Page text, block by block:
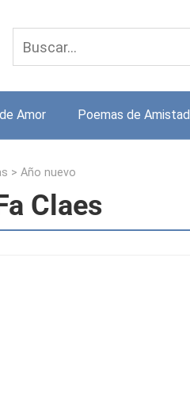
Amor Poemas de Amistad
> Año nuevo
Claes